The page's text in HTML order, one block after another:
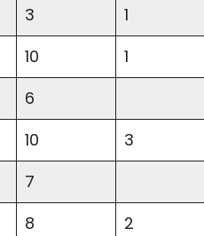
3
1
10
1
6
10
3
7
8
2